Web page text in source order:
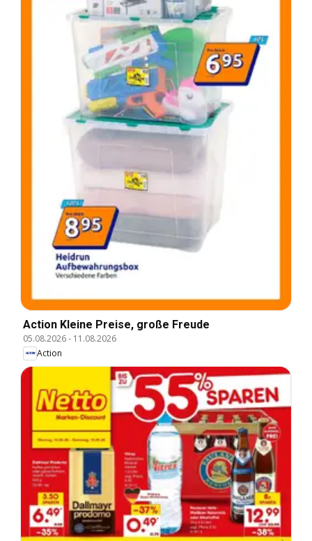
Action Kleine Preise, große Freude
05.08.2026- 11.08.2026
Action